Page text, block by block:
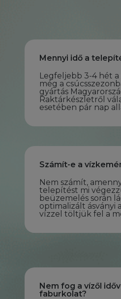
Mennyi idő a
Legfeljebb 3-4 hét a
még a
gyártás
Raktárkészletről
esetében pár nap
Számít-e a
Nem számít,
telepítést mi
beüzemelés során
optimalizált ásványi
vízzel töltjük fel a
Nem fog a vízől
faburkolat?